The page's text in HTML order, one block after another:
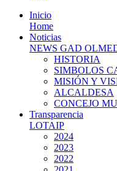
Inicio
Home
Noticias
NEWS GAD
HISTORIA
SIMBOLOS
MISIÓN Y
ALCALDESA
CONCEJO
Transparencia
LOTAIP
2024
2023
2022